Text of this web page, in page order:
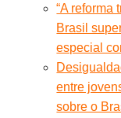
“A reforma
Brasil
especial
entre
sobre o